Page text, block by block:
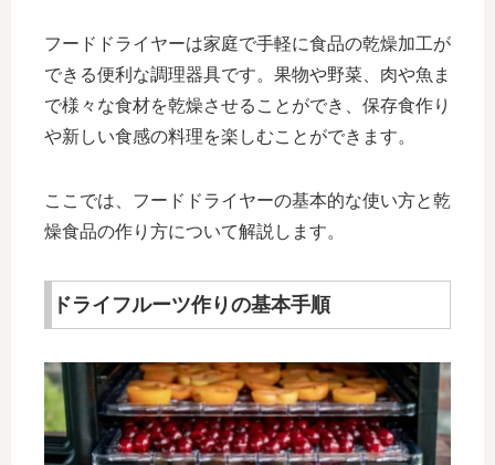
フードドライヤーは家庭で手軽に食品の乾燥加工が
できる便利な調理器具です。果物や野菜、肉や魚ま
で様々な食材を乾燥させることができ、保存食作り
や新しい食感の料理を楽しむことができます。
ここでは、フードドライヤーの基本的な使い方と乾
燥食品の作り方について解説します。
ドライフルーツ作りの基本手順